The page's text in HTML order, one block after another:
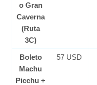
o Gran
Caverna
(Ruta
3C)
Boleto
Machu
Picchu +
57 USD